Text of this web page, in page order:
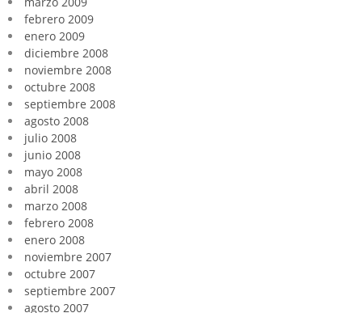
febrero 2009
enero 2009
diciembre 2008
noviembre 2008
octubre 2008
septiembre 2008
agosto 2008
julio 2008
junio 2008
mayo 2008
abril 2008
marzo 2008
febrero 2008
enero 2008
noviembre 2007
octubre 2007
septiembre 2007
agosto 2007